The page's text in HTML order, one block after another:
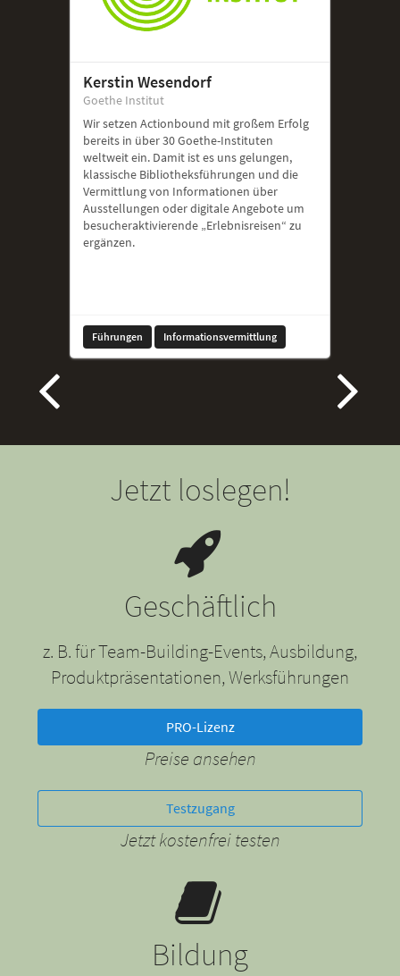
Kerstin Wesendorf
Goethe Institut
Wir setzen Actionbound mit großem Erfolg
bereits in über 30 Goethe-Instituten
weltweit ein. Damit ist es uns gelungen,
klassische Bibliotheksführungen und die
Vermittlung von Informationen über
Ausstellungen oder digitale Angebote um
besucheraktivierende „Erlebnisreisen“ zu
ergänzen.
Führungen Informationsvermittlung
Jetzt loslegen!
Geschäftlich
z. B. für Team-Building-Events, Ausbildung,
Produktpräsentationen, Werksführungen
PRO-Lizenz
Preise ansehen
Testzugang
Jetzt kostenfrei testen
Bildung